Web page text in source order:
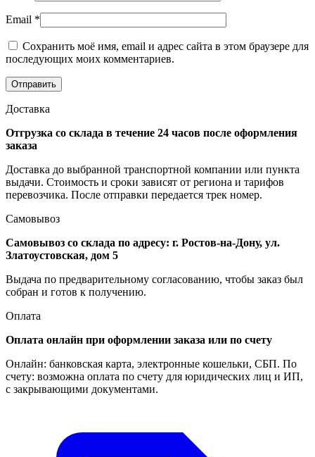
Email *
Сохранить моё имя, email и адрес сайта в этом браузере для
последующих моих комментариев.
Доставка
Отгрузка со склада в течение 24 часов после оформления
заказа
Доставка до выбранной транспортной компании или пункта
выдачи. Стоимость и сроки зависят от региона и тарифов
перевозчика. После отправки передается трек номер.
Самовывоз
Самовывоз со склада по адресу: г. Ростов-на-Дону, ул.
Златоустовская, дом 5
Выдача по предварительному согласованию, чтобы заказ был
собран и готов к получению.
Оплата
Оплата онлайн при оформлении заказа или по счету
Онлайн: банковская карта, электронные кошельки, СБП. По
счету: возможна оплата по счету для юридических лиц и ИП,
с закрывающими документами.